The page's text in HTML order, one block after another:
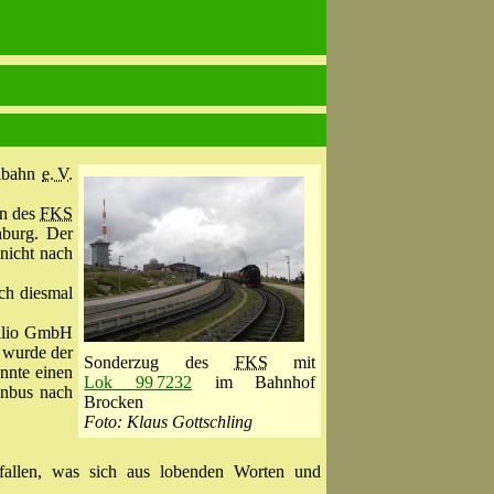
Sonderzug des FKS mit
Lok 99 7232 im Bahnhof
Brocken
Foto: Klaus Gottschling
e. V.
desFKS
Der
nach
diesmal
GmbH
der
einen
nach
was sich aus lobenden Worten und